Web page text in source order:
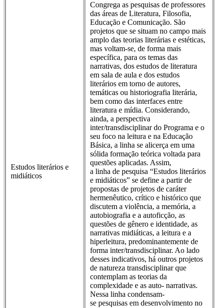
Estudos literários e
midiáticos
Congrega as pesquisas de professores
das áreas de Literatura, Filosofia,
Educação e Comunicação. São
projetos que se situam no campo mais
amplo das teorias literárias e estéticas,
mas voltam-se, de forma mais
específica, para os temas das
narrativas, dos estudos de literatura
em sala de aula e dos estudos
literários em torno de autores,
temáticas ou historiografia literária,
bem como das interfaces entre
literatura e mídia. Considerando,
ainda, a perspectiva
inter/transdisciplinar do Programa e o
seu foco na leitura e na Educação
Básica, a linha se alicerça em uma
sólida formação teórica voltada para
questões aplicadas. Assim,
a linha de pesquisa “Estudos literários
e midiáticos” se define a partir de
propostas de projetos de caráter
hermenêutico, crítico e histórico que
discutem a violência, a memória, a
autobiografia e a autoficção, as
questões de gênero e identidade, as
narrativas midiáticas, a leitura e a
hiperleitura, predominantemente de
forma inter/transdisciplinar. Ao lado
desses indicativos, há outros projetos
de natureza transdisciplinar que
contemplam as teorias da
complexidade e as auto- narrativas.
Nessa linha condensam-
se pesquisas em desenvolvimento no